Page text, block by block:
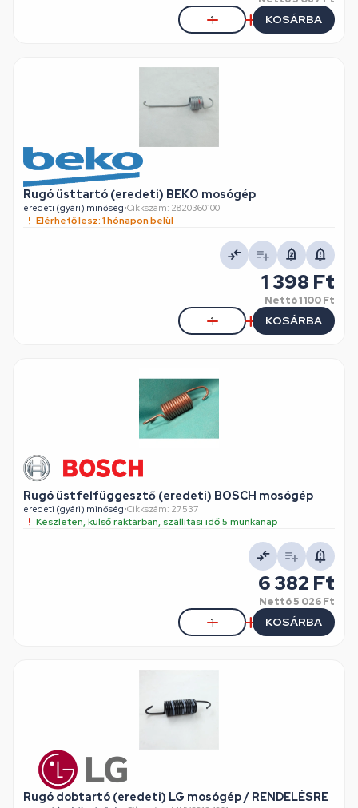
KOSÁRBA
Rugó üsttartó (eredeti) BEKO mosógép
eredeti (gyári) minőség•Cikkszám: 2820360100
Elérhető lesz: 1 hónapon belül
1 398 Ft
Nettó1 100 Ft
KOSÁRBA
Rugó üstfelfüggesztő (eredeti) BOSCH mosógép
eredeti (gyári) minőség•Cikkszám: 27537
Készleten, külső raktárban, szállítási idő 5 munkanap
6 382 Ft
Nettó5 026 Ft
KOSÁRBA
Rugó dobtartó (eredeti) LG mosógép / RENDELÉSRE